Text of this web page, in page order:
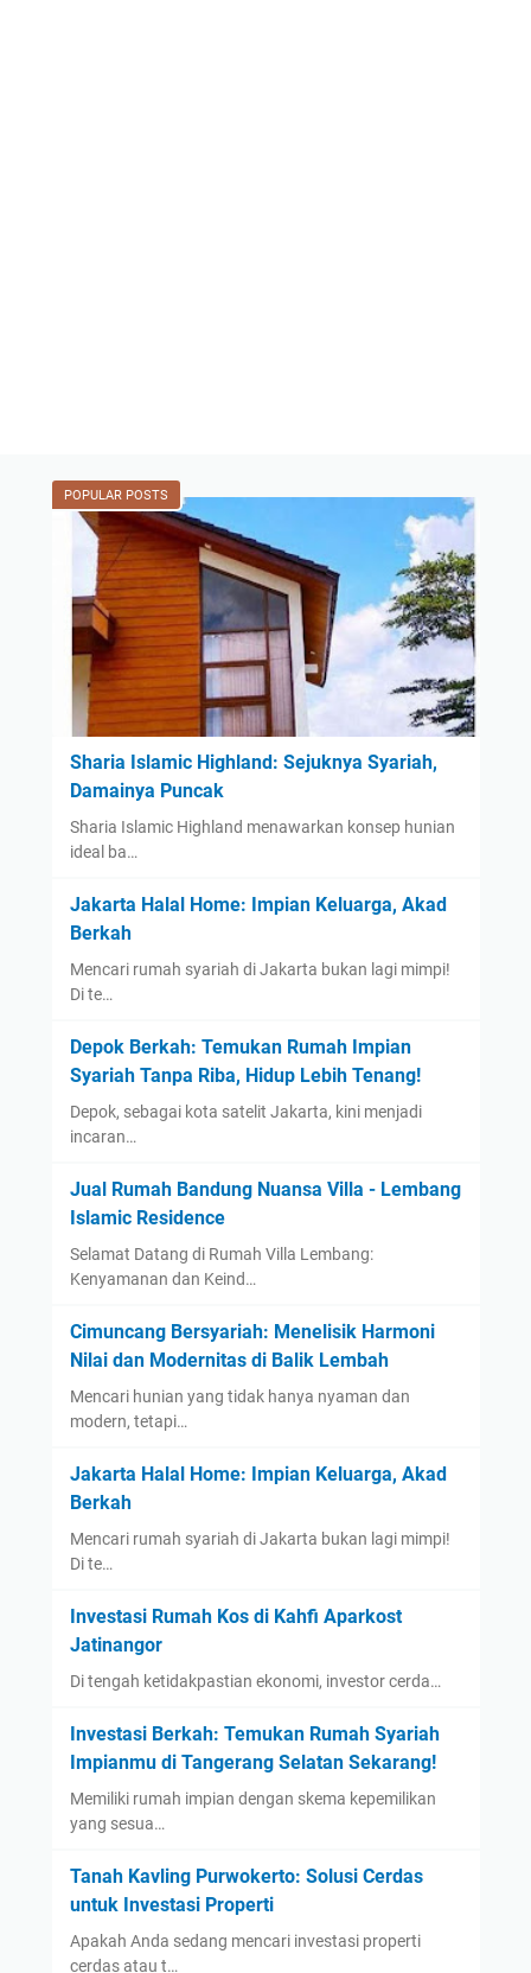
POPULAR POSTS
Sharia Islamic Highland: Sejuknya Syariah,
Damainya Puncak
Sharia Islamic Highland menawarkan konsep hunian
ideal ba…
Jakarta Halal Home: Impian Keluarga, Akad
Berkah
Mencari rumah syariah di Jakarta bukan lagi mimpi!
Di te…
Depok Berkah: Temukan Rumah Impian
Syariah Tanpa Riba, Hidup Lebih Tenang!
Depok, sebagai kota satelit Jakarta, kini menjadi
incaran…
Jual Rumah Bandung Nuansa Villa - Lembang
Islamic Residence
Selamat Datang di Rumah Villa Lembang:
Kenyamanan dan Keind…
Cimuncang Bersyariah: Menelisik Harmoni
Nilai dan Modernitas di Balik Lembah
Mencari hunian yang tidak hanya nyaman dan
modern, tetapi…
Jakarta Halal Home: Impian Keluarga, Akad
Berkah
Mencari rumah syariah di Jakarta bukan lagi mimpi!
Di te…
Investasi Rumah Kos di Kahfi Aparkost
Jatinangor
Di tengah ketidakpastian ekonomi, investor cerda…
Investasi Berkah: Temukan Rumah Syariah
Impianmu di Tangerang Selatan Sekarang!
Memiliki rumah impian dengan skema kepemilikan
yang sesua…
Tanah Kavling Purwokerto: Solusi Cerdas
untuk Investasi Properti
Apakah Anda sedang mencari investasi properti
cerdas atau t…